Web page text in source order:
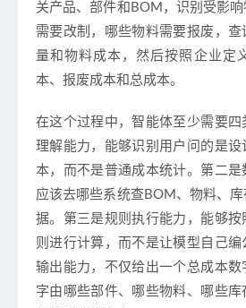
关产品、部件和BOM，识别受影
需要改制，哪些物料需要报废，
量和物料成本，然后按照企业定
本、报废成本和总成本。
在这个过程中，智能体至少需要四
理解能力，能够识别用户问的是
本，而不是普通成本统计。第二是
应该去哪些系统查BOM、物料、
据。第三是规则执行能力，能够
则进行计算，而不是让模型自己
输出能力，不仅给出一个总成本
字由哪些部件、哪些物料、哪些